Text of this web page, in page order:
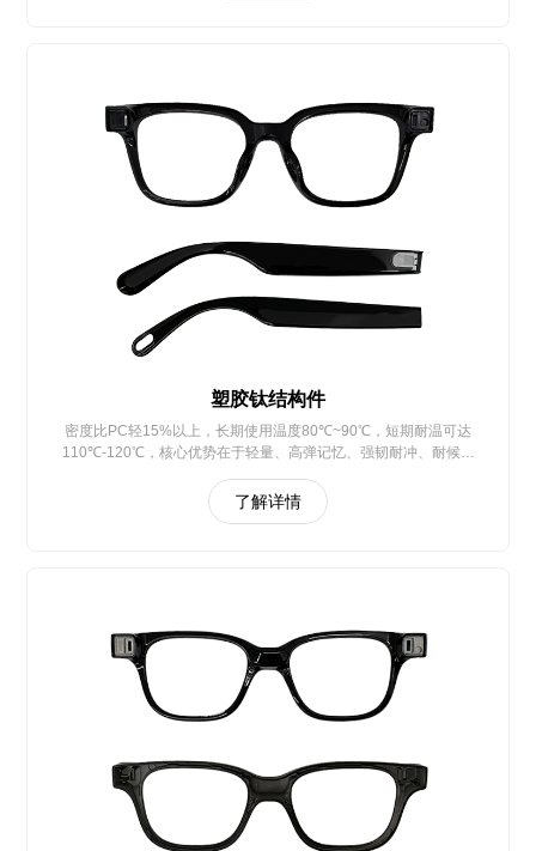
塑胶钛结构件
密度比PC轻15%以上，长期使用温度80℃~90℃，短期耐温可达
110℃-120℃，核心优势在于轻量、高弹记忆、强韧耐冲、耐候耐
了解详情